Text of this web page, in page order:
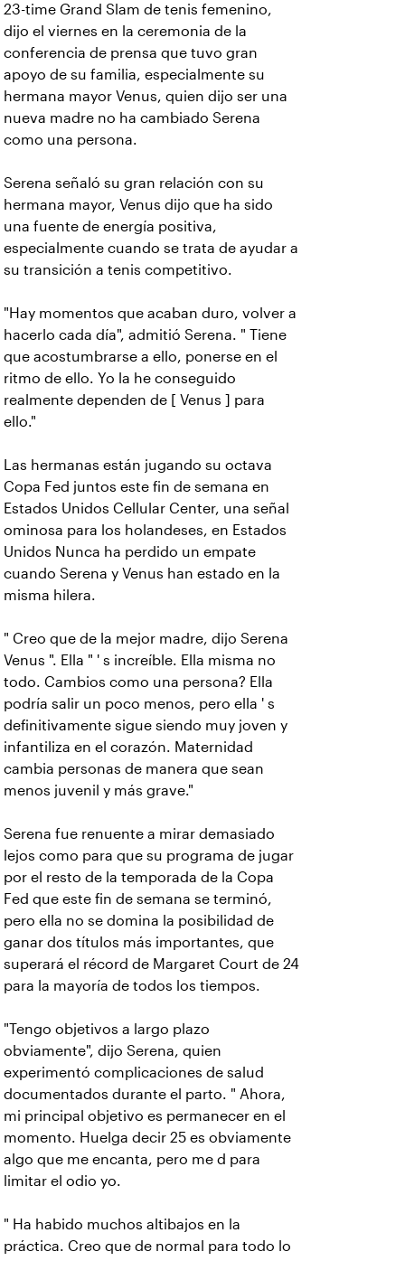
23-time Grand Slam de tenis femenino,
dijo el viernes en la ceremonia de la
conferencia de prensa que tuvo gran
apoyo de su familia, especialmente su
hermana mayor Venus, quien dijo ser una
nueva madre no ha cambiado Serena
como una persona.
Serena señaló su gran relación con su
hermana mayor, Venus dijo que ha sido
una fuente de energía positiva,
especialmente cuando se trata de ayudar a
su transición a tenis competitivo.
"Hay momentos que acaban duro, volver a
hacerlo cada día", admitió Serena. " Tiene
que acostumbrarse a ello, ponerse en el
ritmo de ello. Yo la he conseguido
realmente dependen de [ Venus ] para
ello."
Las hermanas están jugando su octava
Copa Fed juntos este fin de semana en
Estados Unidos Cellular Center, una señal
ominosa para los holandeses, en Estados
Unidos Nunca ha perdido un empate
cuando Serena y Venus han estado en la
misma hilera.
" Creo que de la mejor madre, dijo Serena
Venus ". Ella " ' s increíble. Ella misma no
todo. Cambios como una persona? Ella
podría salir un poco menos, pero ella ' s
definitivamente sigue siendo muy joven y
infantiliza en el corazón. Maternidad
cambia personas de manera que sean
menos juvenil y más grave."
Serena fue renuente a mirar demasiado
lejos como para que su programa de jugar
por el resto de la temporada de la Copa
Fed que este fin de semana se terminó,
pero ella no se domina la posibilidad de
ganar dos títulos más importantes, que
superará el récord de Margaret Court de 24
para la mayoría de todos los tiempos.
"Tengo objetivos a largo plazo
obviamente", dijo Serena, quien
experimentó complicaciones de salud
documentados durante el parto. " Ahora,
mi principal objetivo es permanecer en el
momento. Huelga decir 25 es obviamente
algo que me encanta, pero me d para
limitar el odio yo.
" Ha habido muchos altibajos en la
práctica. Creo que de normal para todo lo